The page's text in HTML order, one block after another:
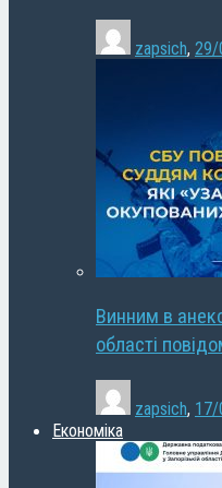
zapsich, 29/
Винним в
області
zapsich, 17/
Економіка